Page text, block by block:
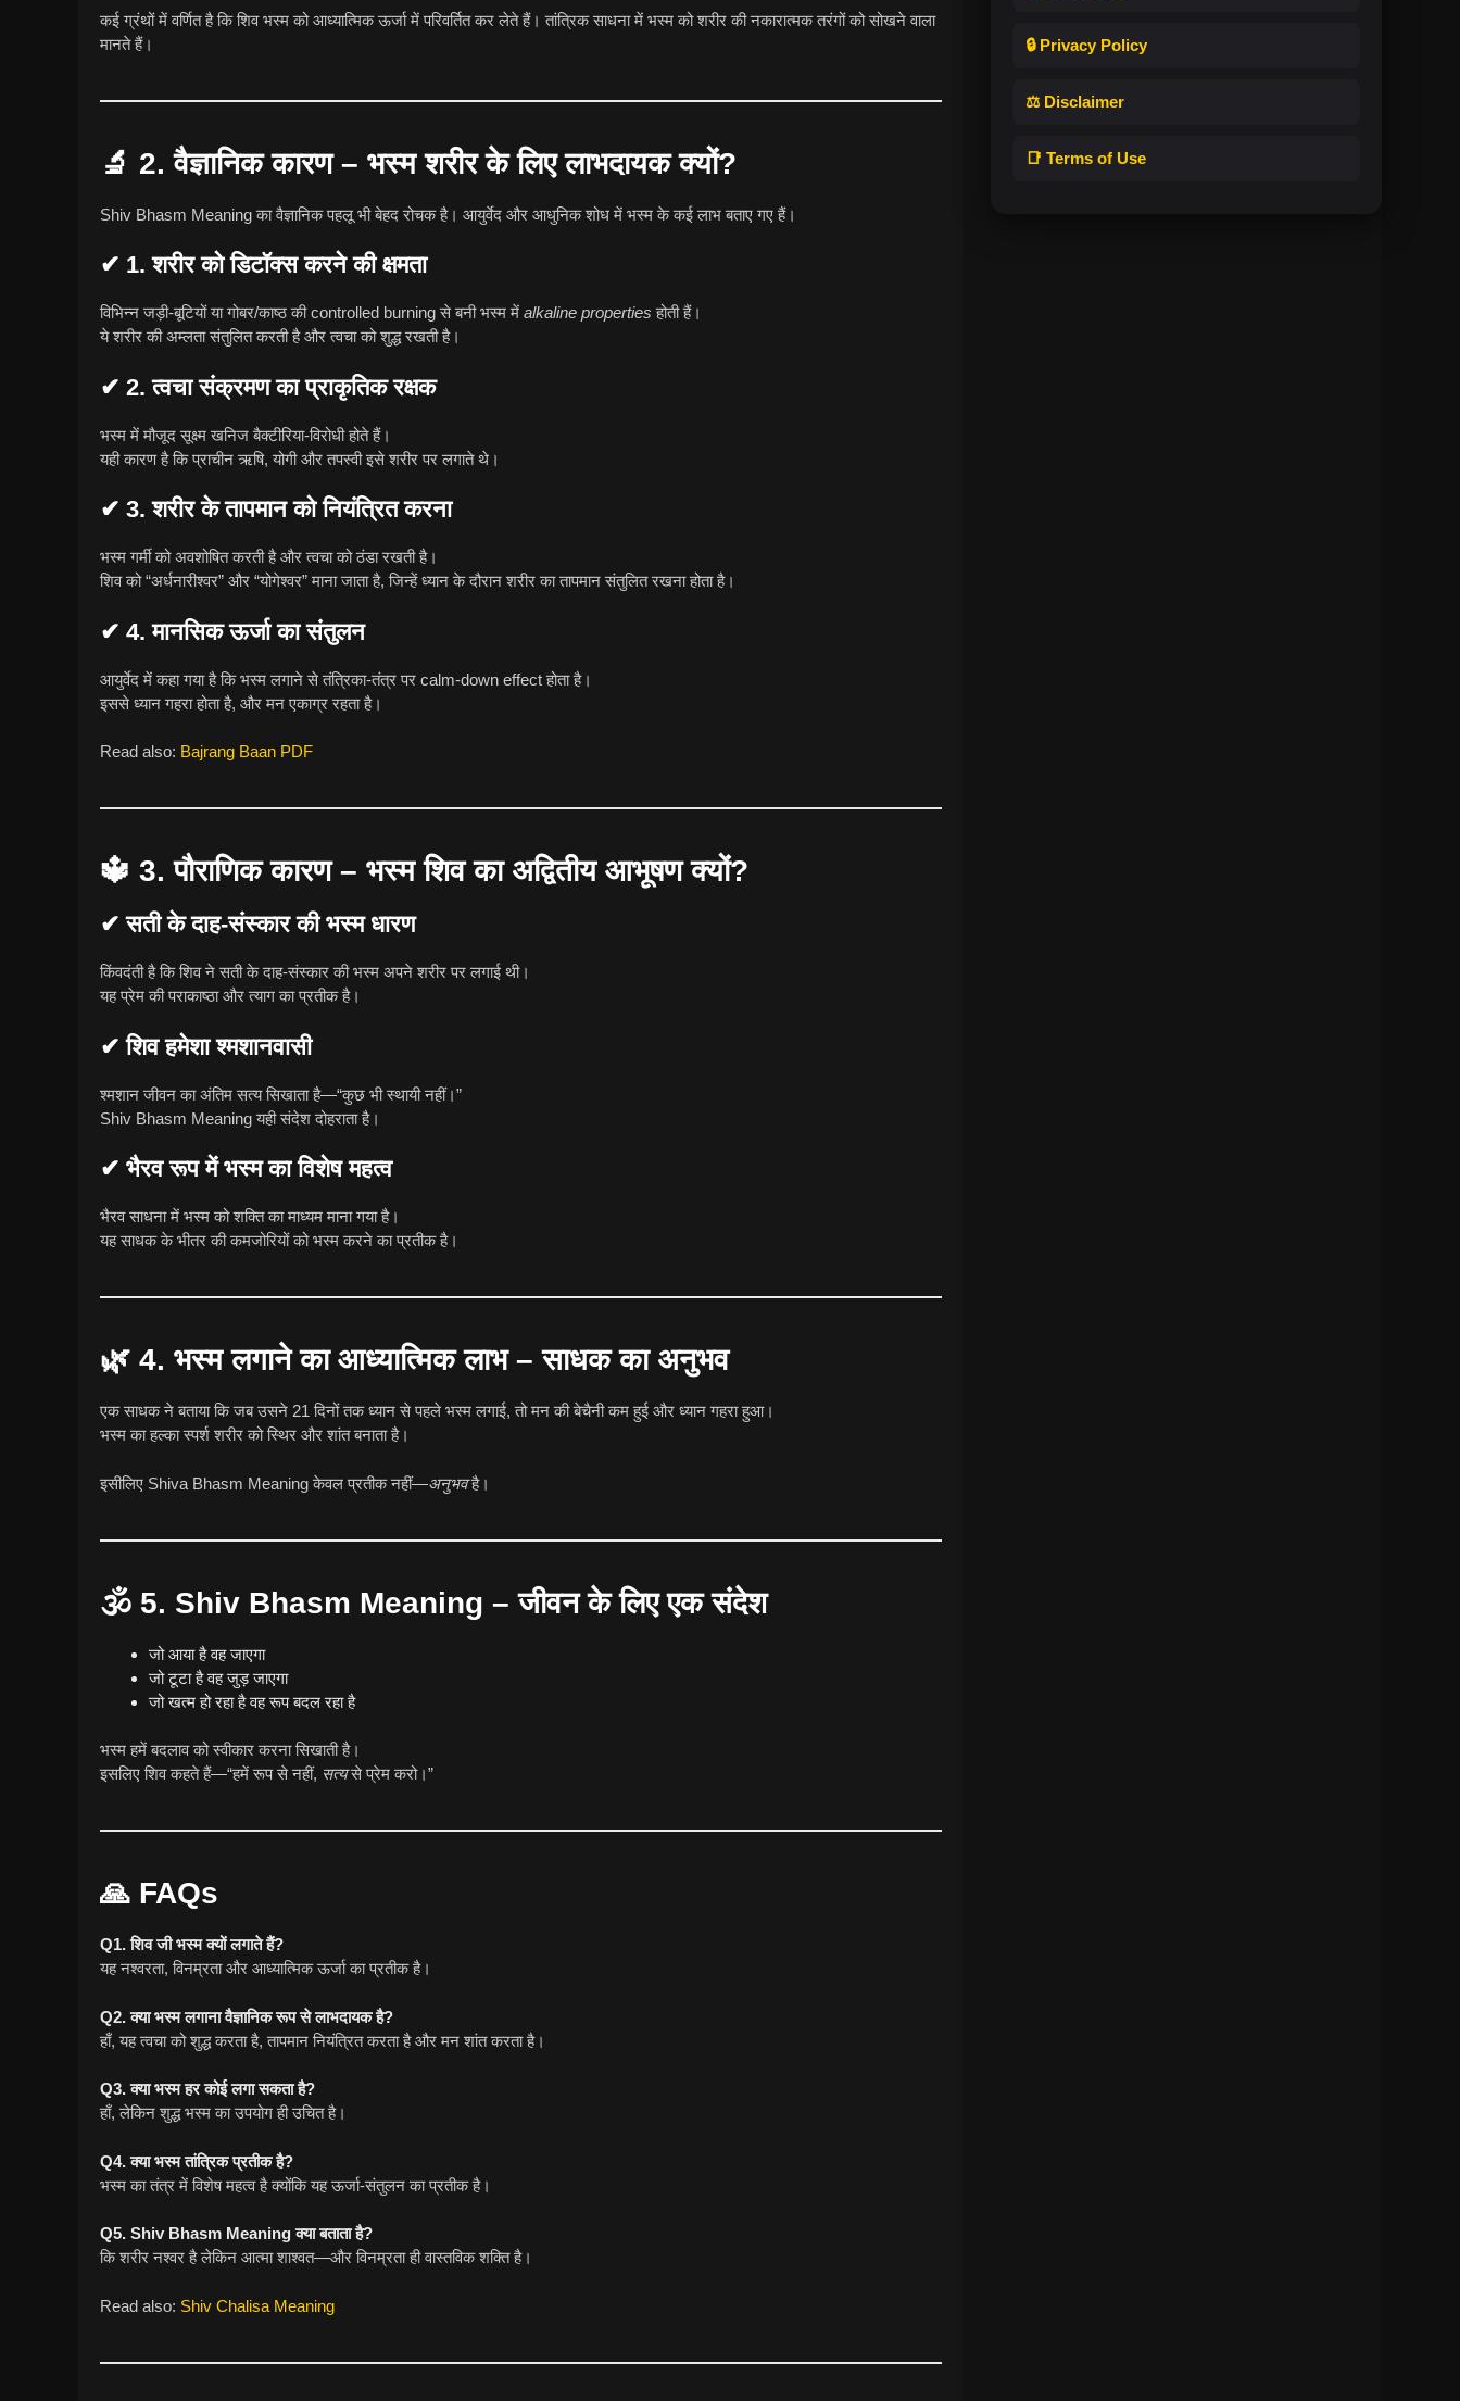
कई ग्रंथों में वर्णित है कि शिव भस्म को आध्यात्मिक ऊर्जा में परिवर्तित कर लेते हैं। तांत्रिक साधना में भस्म को शरीर की नकारात्मक तरंगों को सोखने वाला
मानते हैं।
🔬 2. वैज्ञानिक कारण – भस्म शरीर के लिए लाभदायक क्यों?
Shiv Bhasm Meaning का वैज्ञानिक पहलू भी बेहद रोचक है। आयुर्वेद और आधुनिक शोध में भस्म के कई लाभ बताए गए हैं।
✔ 1. शरीर को डिटॉक्स करने की क्षमता
विभिन्न जड़ी-बूटियों या गोबर/काष्ठ की controlled burning से बनी भस्म में alkaline properties होती हैं।
ये शरीर की अम्लता संतुलित करती है और त्वचा को शुद्ध रखती है।
✔ 2. त्वचा संक्रमण का प्राकृतिक रक्षक
भस्म में मौजूद सूक्ष्म खनिज बैक्टीरिया-विरोधी होते हैं।
यही कारण है कि प्राचीन ऋषि, योगी और तपस्वी इसे शरीर पर लगाते थे।
✔ 3. शरीर के तापमान को नियंत्रित करना
भस्म गर्मी को अवशोषित करती है और त्वचा को ठंडा रखती है।
शिव को “अर्धनारीश्वर” और “योगेश्वर” माना जाता है, जिन्हें ध्यान के दौरान शरीर का तापमान संतुलित रखना होता है।
✔ 4. मानसिक ऊर्जा का संतुलन
आयुर्वेद में कहा गया है कि भस्म लगाने से तंत्रिका-तंत्र पर calm-down effect होता है।
इससे ध्यान गहरा होता है, और मन एकाग्र रहता है।
Read also: Bajrang Baan PDF
🔱 3. पौराणिक कारण – भस्म शिव का अद्वितीय आभूषण क्यों?
✔ सती के दाह-संस्कार की भस्म धारण
किंवदंती है कि शिव ने सती के दाह-संस्कार की भस्म अपने शरीर पर लगाई थी।
यह प्रेम की पराकाष्ठा और त्याग का प्रतीक है।
✔ शिव हमेशा श्मशानवासी
श्मशान जीवन का अंतिम सत्य सिखाता है—“कुछ भी स्थायी नहीं।”
Shiv Bhasm Meaning यही संदेश दोहराता है।
✔ भैरव रूप में भस्म का विशेष महत्व
भैरव साधना में भस्म को शक्ति का माध्यम माना गया है।
यह साधक के भीतर की कमजोरियों को भस्म करने का प्रतीक है।
🌿 4. भस्म लगाने का आध्यात्मिक लाभ – साधक का अनुभव
एक साधक ने बताया कि जब उसने 21 दिनों तक ध्यान से पहले भस्म लगाई, तो मन की बेचैनी कम हुई और ध्यान गहरा हुआ।
भस्म का हल्का स्पर्श शरीर को स्थिर और शांत बनाता है।
इसीलिए Shiva Bhasm Meaning केवल प्रतीक नहीं—अनुभवहै।
🕉 5. Shiv Bhasm Meaning – जीवन के लिए एक संदेश
जो आया है वह जाएगा
जो टूटा है वह जुड़ जाएगा
जो खत्म हो रहा है वह रूप बदल रहा है
भस्म हमें बदलाव को स्वीकार करना सिखाती है।
इसलिए शिव कहते हैं—“हमें रूप से नहीं, सत्यसे प्रेम करो।”
🙏 FAQs
Q1. शिव जी भस्म क्यों लगाते हैं?
यह नश्वरता, विनम्रता और आध्यात्मिक ऊर्जा का प्रतीक है।
Q2. क्या भस्म लगाना वैज्ञानिक रूप से लाभदायक है?
हाँ, यह त्वचा को शुद्ध करता है, तापमान नियंत्रित करता है और मन शांत करता है।
Q3. क्या भस्म हर कोई लगा सकता है?
हाँ, लेकिन शुद्ध भस्म का उपयोग ही उचित है।
Q4. क्या भस्म तांत्रिक प्रतीक है?
भस्म का तंत्र में विशेष महत्व है क्योंकि यह ऊर्जा-संतुलन का प्रतीक है।
Q5. Shiv Bhasm Meaning क्या बताता है?
कि शरीर नश्वर है लेकिन आत्मा शाश्वत—और विनम्रता ही वास्तविक शक्ति है।
Read also: Shiv Chalisa Meaning
🔒 Privacy Policy
⚖️ Disclaimer
📑 Terms of Use